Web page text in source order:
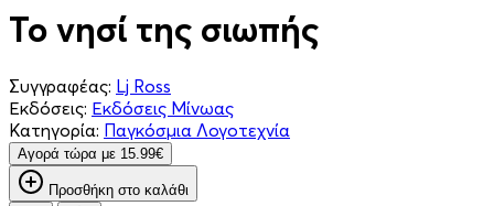
Το νησί της σιωπής
Συγγραφέας: Lj Ross
Εκδόσεις: Εκδόσεις Μίνωας
Κατηγορία: Παγκόσμια Λογοτεχνία
Aγορά τώρα με 15.99€
Προσθήκη στο καλάθι